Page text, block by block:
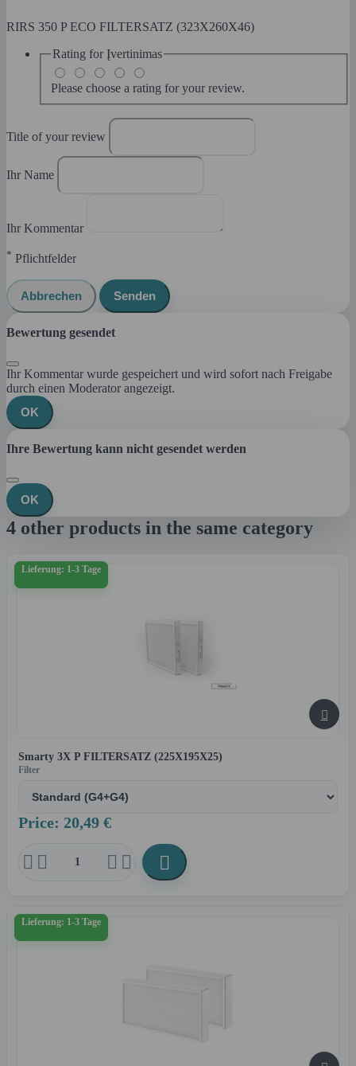
RIRS 350 P ECO FILTERSATZ (323X260X46)
Rating for Įvertinimas
Please choose a rating for your review.
Title of your review
Ihr Name
Ihr Kommentar
* Pflichtfelder
Abbrechen Senden
Bewertung gesendet
Ihr Kommentar wurde gespeichert und wird sofort nach Freigabe
durch einen Moderator angezeigt.
OK
Ihre Bewertung kann nicht gesendet werden
OK
4 other products in the same category
Lieferung: 1-3 Tage

Smarty 3X P FILTERSATZ (225X195X25)
Filter
Price: 20,49 €
    
Lieferung: 1-3 Tage